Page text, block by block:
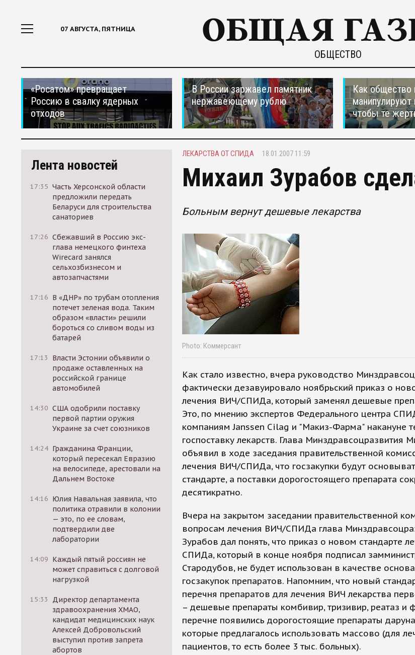
07 АВГУСТА, ПЯТНИЦА
ОБЩЕСТВО
«Росатом» превращает
Россию в свалку ядерных
отходов
В России заржавел памятник
нержавеющему рублю
Как общество
чтобы те
Лента новостей
17:35 Часть Херсонской области
предложили передать
Беларуси для строительства
санаториев
17:26 Сбежавший в Россию экс-
глава немецкого финтеха
Wirecard занялся
сельхозбизнесом и
автозапчастями
17:16 В «ДНР» по трубам отопления
потечет зеленая вода. Таким
образом «власти» решили
бороться со сливом воды из
батарей
17:13
Власти Эстонии объявили о
продаже оставленных на
российской границе
автомобилей
14:30 США одобрили поставку
первой партии оружия
Украине за счет союзников
14:24 Гражданина Франции,
который пересекал Евразию
на велосипеде, арестовали на
Дальнем Востоке
14:16 Юлия Навальная заявила, что
политика отравили в колонии
— это, по ее словам,
подтвердили две
лаборатории
14:09 Каждый пятый россиян не
может справиться с долговой
нагрузкой
15:33
Директор департамента
здравоохранения ХМАО,
кандидат медицинских наук
Алексей Добровольский
выступил против запрета
абортов
ЛЕКАРСТВА ОТ СПИДА 18.01.2007 11:59
Михаил Зурабов
Больным вернут дешевые лекарства
Photo: Коммерсант
Как стало известно, вчера руководство
фактически дезавуировало ноябрьский приказ о
лечения ВИЧ/СПИДа, который заменял дешевые
Это, по мнению экспертов Федерального центра
компаниям Janssen Cilag и "Макиз-Фарма" накануне
госпоставку лекарств. Глава Минздравсоцразвития
объявил в ходе заседания правительственной
лечения ВИЧ/СПИДа, что госзакупки будут
стандарте, а поставки дорогостоящего препарата
десятикратно.
Вчера на закрытом заседании правительственной
вопросам лечения ВИЧ/СПИДа глава
Зурабов дал понять, что приказ о новом стандарте
СПИДа, который в конце ноября подписал
Стародубов, не будет использован в качестве
госзакупок препаратов. Напомним, что новый
перечня препаратов для лечения ВИЧ лекарства
– дешевые препараты комбивир, тризивир, реатаз и
перечне появились дорогостоящие препараты
которые предлагалось использовать массово (для
пациентов, то есть более 3 тыс. больных).